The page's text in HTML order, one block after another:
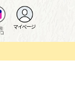
マイページ